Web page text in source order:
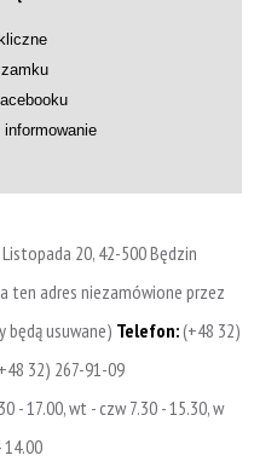
20, 42-500 Będzin
ten adres niezamówione przez
będą usuwane) Telefon:(+48 32)
32) 267-91-09
- 17.00, wt - czw 7.30 - 15.30, w
14.00